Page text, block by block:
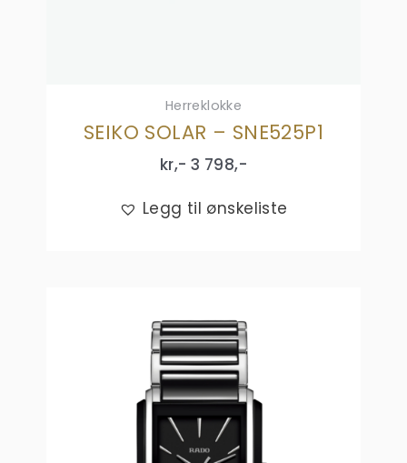
Herreklokke
SEIKO SOLAR – SNE525P1
kr,- 3 798,-
Legg til ønskeliste